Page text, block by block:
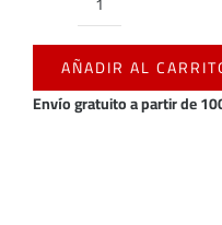
BUFANDA
NIÑO
CD
MIRANDÉS
AÑADIR AL
Envío gratuito a partir de